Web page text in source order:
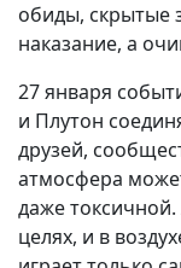
обиды, скрытые
наказание, а
27 января
и Плутон
друзей,
атмосфера
даже
целях, и в